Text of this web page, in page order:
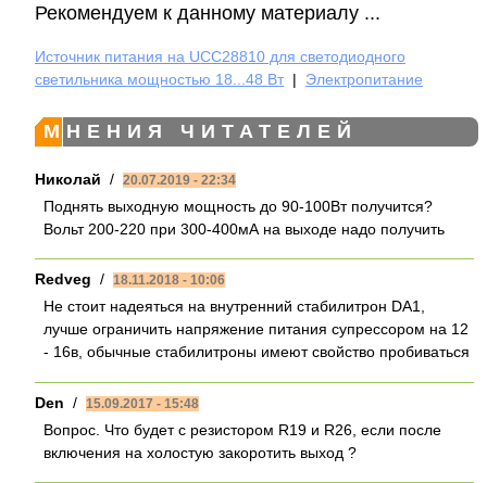
Рекомендуем к данному материалу ...
Источник питания на UCC28810 для светодиодного
светильника мощностью 18...48 Вт | Электропитание
МНЕНИЯ ЧИТАТЕЛЕЙ
Николай / 20.07.2019 - 22:34
Поднять выходную мощность до 90-100Вт получится?
Вольт 200-220 при 300-400мА на выходе надо получить
Redveg / 18.11.2018 - 10:06
Не стоит надеяться на внутренний стабилитрон DA1,
лучше ограничить напряжение питания супрессором на 12
- 16в, обычные стабилитроны имеют свойство пробиваться
Den / 15.09.2017 - 15:48
Вопрос. Что будет с резистором R19 и R26, если после
включения на холостую закоротить выход ?